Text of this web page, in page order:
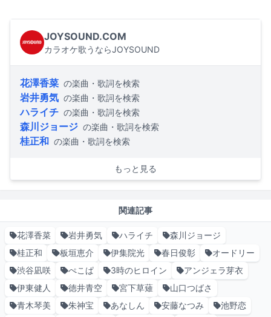
JOYSOUND.COM
カラオケ歌うならJOYSOUND
花澤香菜 の楽曲・歌詞を検索
岩井勇気 の楽曲・歌詞を検索
ハライチ の楽曲・歌詞を検索
森川ジョージ の楽曲・歌詞を検索
桂正和 の楽曲・歌詞を検索
もっと見る
関連記事
花澤香菜 岩井勇気 ハライチ
森川ジョージ
桂正和
板垣恵介 伊集院光 春日俊彰
オードリー
渋谷凪咲
ぺこぱ 3時のヒロイン
アンジェラ芽衣
伊東健人
徳井青空 宮下草薙
山口つばさ
青木琴美
朱神宝 あなしん 安藤なつみ
池野恋